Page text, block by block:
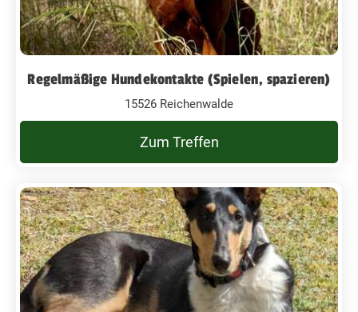
Regelmäßige Hundekontakte (Spielen, spazieren)
15526 Reichenwalde
Zum Treffen